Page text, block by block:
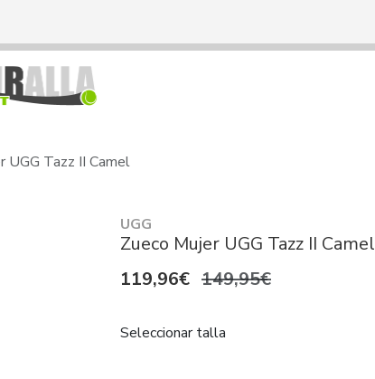
UGG Tazz II Camel
UGG
Zueco Mujer UGG Tazz II Camel
119,96€ 149,95€
Seleccionar talla